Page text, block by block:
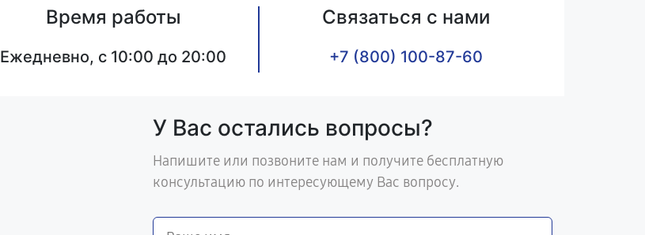
Время работы
Ежедневно, с 10:00 до 20:00
Связаться с нами
+7 (800) 100-87-60
У Вас остались вопросы?
Напишите или позвоните нам и получите бесплатную
консультацию по интересующему Вас вопросу.